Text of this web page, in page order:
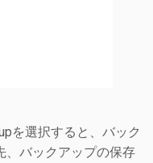
を選択すると、バック
、バックアップの保存